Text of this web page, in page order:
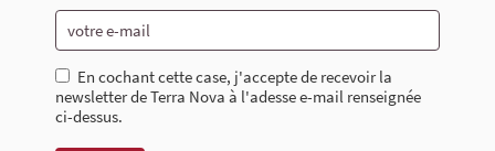
En cochant cette case, j'accepte de recevoir la
newsletter de Terra Nova à l'adesse e-mail renseignée
ci-dessus.